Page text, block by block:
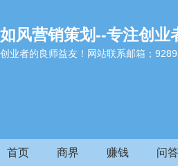
如风营销策划--专注创业
创业者的良师益友！网站联系邮箱；
首页 商界 赚钱 问答